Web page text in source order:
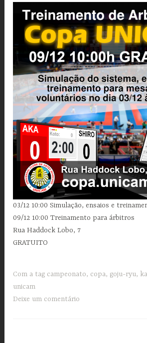
03/12 10:00 Simulação, ensaios e
09/12 10:00 Treinamento para árbitros
Rua Haddock Lobo, 7
GRATUITO
Com a tag campeonato, copa, goju-ryu,
unicam
Deixe um comentário